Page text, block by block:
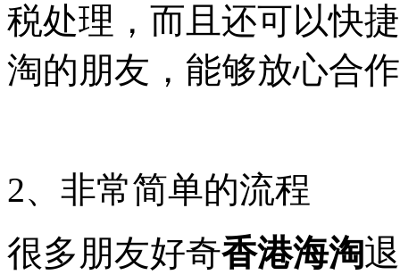
税处理，而且还可以快
淘的朋友，能够放心合
2、非常简单的流程
很多朋友好奇香港海淘